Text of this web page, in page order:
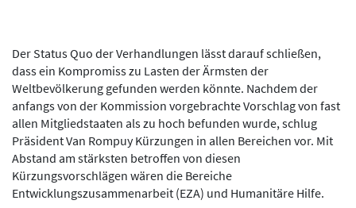
Der Status Quo der Verhandlungen lässt darauf schließen,
dass ein Kompromiss zu Lasten der Ärmsten der
Weltbevölkerung gefunden werden könnte. Nachdem der
anfangs von der Kommission vorgebrachte Vorschlag von fast
allen Mitgliedstaaten als zu hoch befunden wurde, schlug
Präsident Van Rompuy Kürzungen in allen Bereichen vor. Mit
Abstand am stärksten betroffen von diesen
Kürzungsvorschlägen wären die Bereiche
Entwicklungszusammenarbeit (EZA) und Humanitäre Hilfe.